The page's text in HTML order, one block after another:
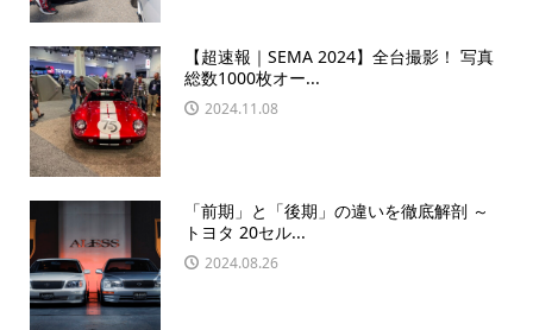
【超速報｜SEMA 2024】全台撮影！ 写真
総数1000枚オー...
2024.11.08
「前期」と「後期」の違いを徹底解剖 ～
トヨタ 20セル...
2024.08.26